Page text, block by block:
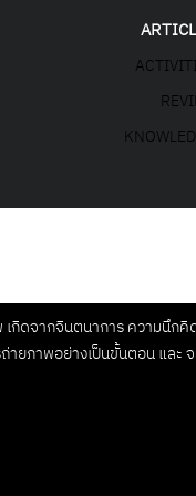
เกิดจากจินตนาการ ความนึก
ถ่ายภาพอย่างเป็นขั้นตอน และ